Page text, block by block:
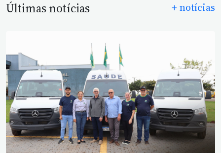
Últimas notícias + notícias